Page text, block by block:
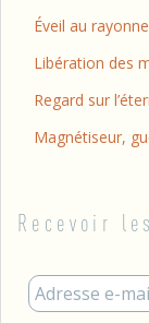
Éveil au
Libération des
Regard sur
Magnétiseur,
Recevoir